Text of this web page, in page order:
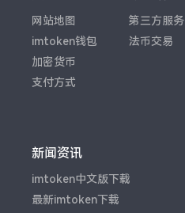
网站地图
imtoken钱包
加密货币
支付方式
第三方服务
法币交易
新闻资讯
imtoken中文版下载
最新imtoken下载